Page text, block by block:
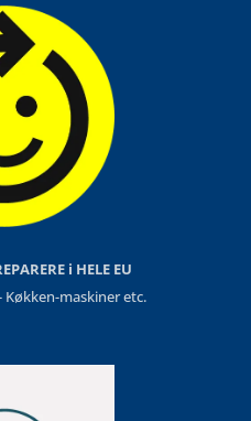
i HELE EU
Køkken-maskiner etc.